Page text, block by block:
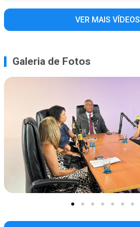
VER MAIS VÍDEOS
Galeria de Fotos